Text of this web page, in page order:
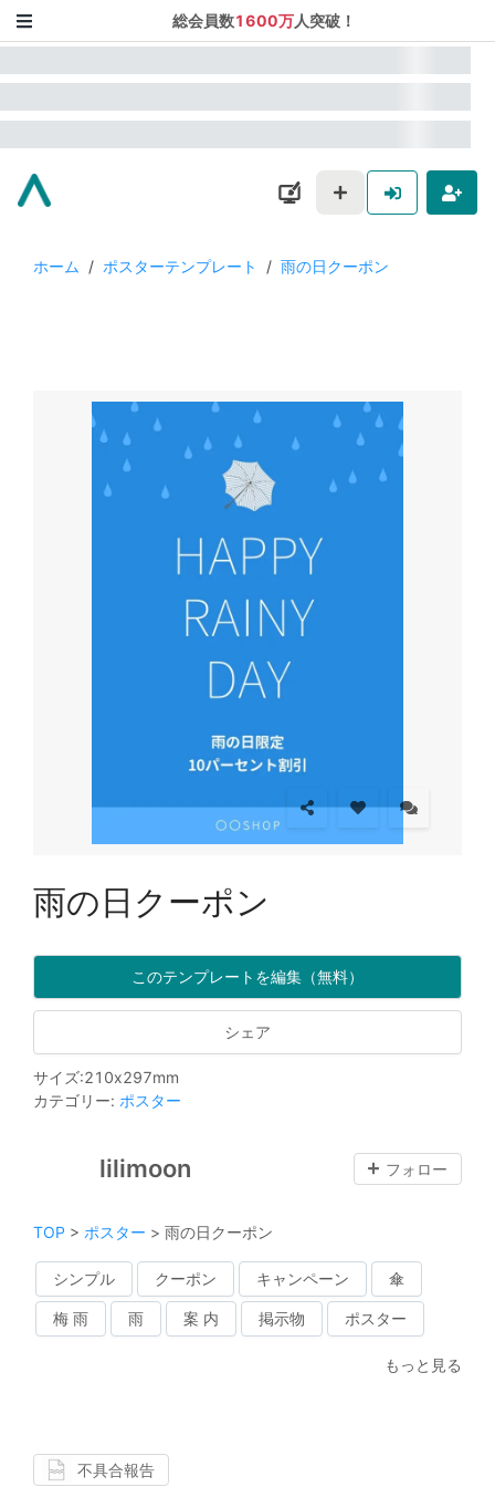
総会員数1600万人突破！
ホーム / ポスターテンプレート / 雨の日クーポン
雨の日クーポン
このテンプレートを編集（無料）
シェア
サイズ:210x297mm
カテゴリー: ポスター
lilimoon フォロー
TOP > ポスター > 雨の日クーポン
シンプル クーポン キャンペーン 傘
梅 雨 雨 案 内 掲示物 ポスター
もっと見る
不具合報告